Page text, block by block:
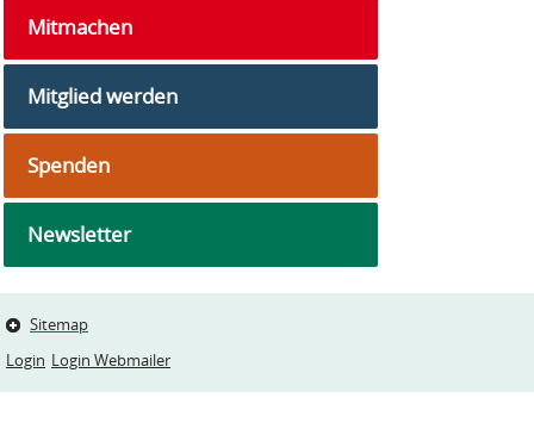
Mitmachen
Mitglied werden
Spenden
Newsletter
Sitemap
Login Login Webmailer